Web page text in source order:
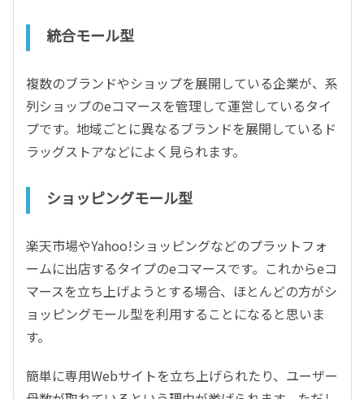
統合モール型
複数のブランドやショップを展開している企業が、系
列ショップのeコマースを管理して運営しているタイ
プです。地域ごとに異なるブランドを展開しているド
ラッグストアなどによく見られます。
ショッピングモール型
楽天市場やYahoo!ショッピングなどのプラットフォ
ームに出店するタイプのeコマースです。これからeコ
マースを立ち上げようとする場合、ほとんどの方がシ
ョッピングモール型を利用することになると思いま
す。
簡単に専用Webサイトを立ち上げられたり、ユーザー